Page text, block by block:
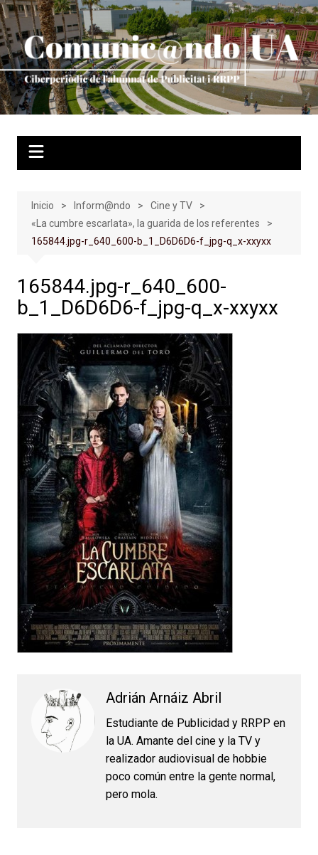
Saltar
al
contenido
Inicio Inform@ndo
Cine y TV
«La cumbre escarlata», la guarida de los referentes
165844.jpg-r_640_600-b_1_D6D6D6-f_jpg-q_x-xxyxx
165844.jpg-r_640_600-
b_1_D6D6D6-f_jpg-q_x-xxyxx
Adrián Arnáiz Abril
Estudiante de Publicidad y RRPP en
la UA. Amante del cine y la TV y
realizador audiovisual de hobbie
poco común entre la gente normal,
pero mola.